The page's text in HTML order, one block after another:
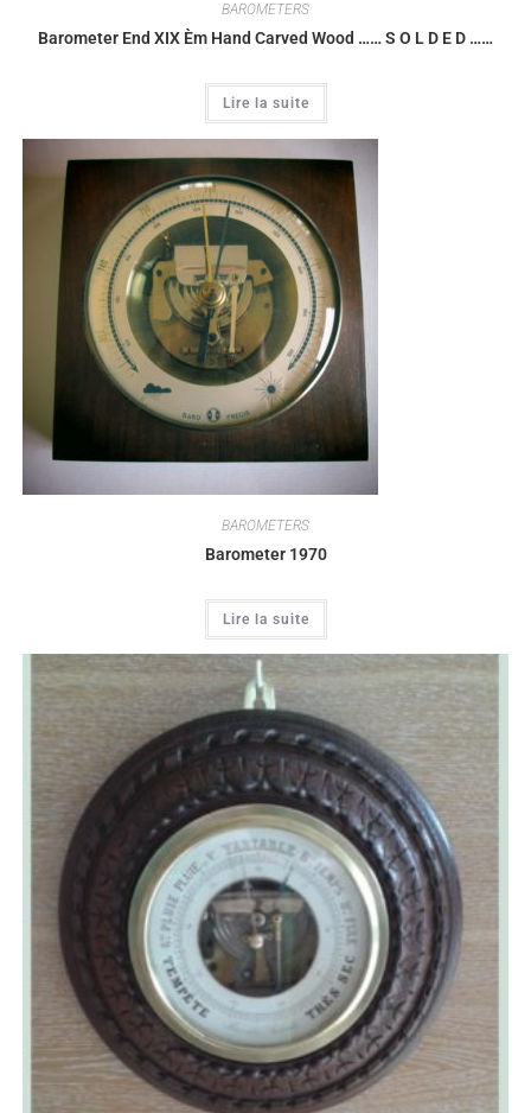
BAROMETERS
Barometer End XIX Èm Hand Carved Wood …… S O L D E D ……
Lire la suite
BAROMETERS
Barometer 1970
Lire la suite